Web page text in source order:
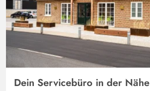
Dein Servicebüro in der Nähe